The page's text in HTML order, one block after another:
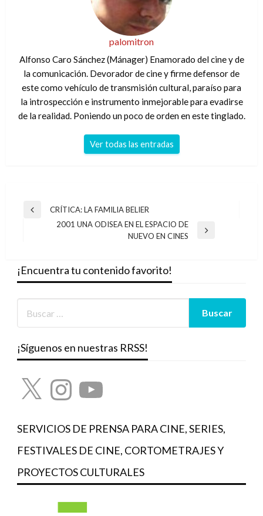
palomitron
Alfonso Caro Sánchez (Mánager) Enamorado del cine y de
la comunicación. Devorador de cine y firme defensor de
este como vehículo de transmisión cultural, paraíso para
la introspección e instrumento inmejorable para evadirse
de la realidad. Poniendo un poco de orden en este tinglado.
Ver todas las entradas
Navegación
Entrada
CRÍTICA: LA FAMILIA BELIER
2001 UNA ODISEA EN EL ESPACIO DE
NUEVO EN CINES
¡Encuentra tu contenido favorito!
¡Síguenos en nuestras RRSS!
X InstagramYouTube
SERVICIOS DE PRENSA PARA CINE, SERIES,
FESTIVALES DE CINE, CORTOMETRAJES Y
PROYECTOS CULTURALES